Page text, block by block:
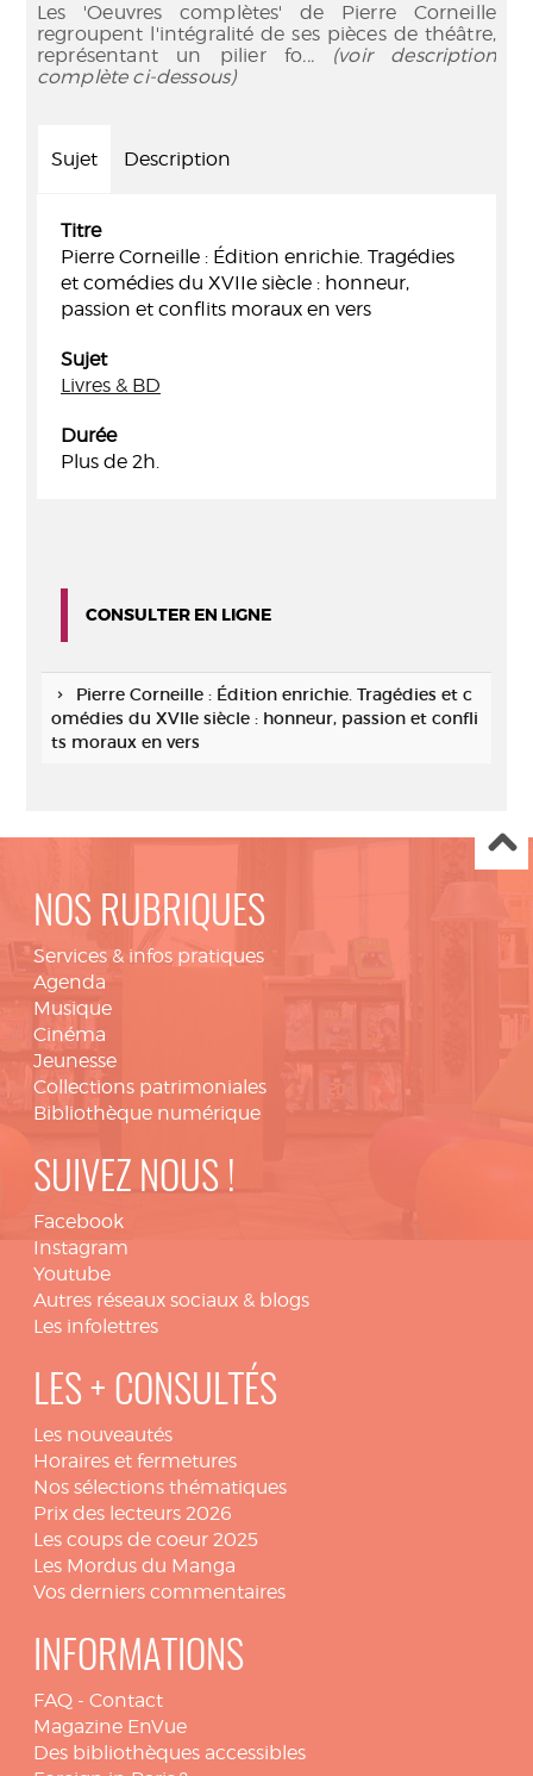
Les 'Oeuvres complètes' de Pierre Corneille
regroupent l'intégralité de ses pièces de théâtre,
représentant un pilier fo... (voir description
complète ci-dessous)
Sujet Description
Titre
Pierre Corneille : Édition enrichie. Tragédies
et comédies du XVIIe siècle : honneur,
passion et conflits moraux en vers
Sujet
Livres & BD
Durée
Plus de 2h.
CONSULTER EN LIGNE
Pierre Corneille : Édition enrichie. Tragédies et c
omédies du XVIIe siècle : honneur, passion et confli
ts moraux en vers
NOS RUBRIQUES
Services & infos pratiques
Agenda
Musique
Cinéma
Jeunesse
Collections patrimoniales
Bibliothèque numérique
SUIVEZ NOUS !
Facebook
Instagram
Youtube
Autres réseaux sociaux & blogs
Les infolettres
LES + CONSULTÉS
Les nouveautés
Horaires et fermetures
Nos sélections thématiques
Prix des lecteurs 2026
Les coups de coeur 2025
Les Mordus du Manga
Vos derniers commentaires
INFORMATIONS
FAQ - Contact
Magazine EnVue
Des bibliothèques accessibles